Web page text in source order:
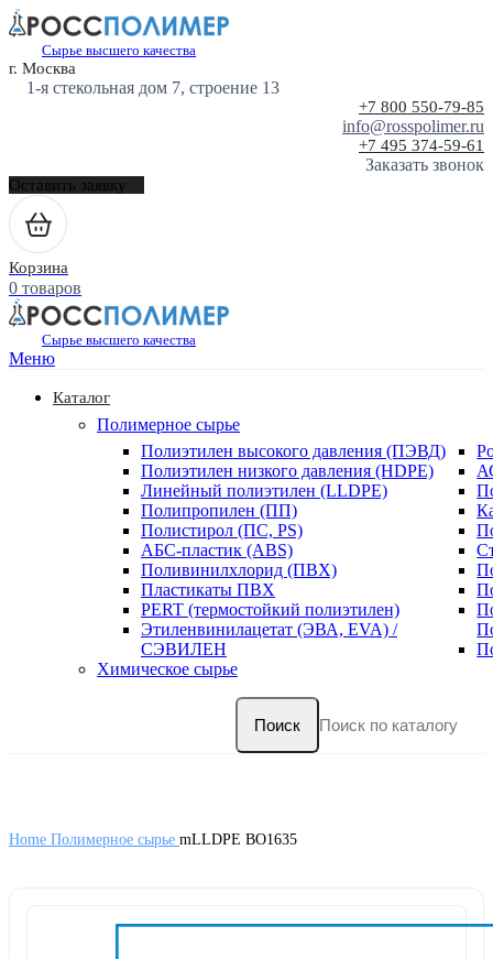
Сырье высшего качества
г. Москва
1-я стекольная дом 7, строение 13
+7 800 550-79-85
info@rosspolimer.ru
+7 495 374-59-61
Заказать звонок
Оставить заявку
Корзина
0 товаров
Сырье высшего качества
Меню
Каталог
Полимерное сырье
Полиэтилен высокого давления (ПЭВД)
Полиэтилен низкого давления (HDPE)
Линейный полиэтилен (LLDPE)
Полипропилен (ПП)
Полистирол (ПС, PS)
АБС-пластик (ABS)
Поливинилхлорид (ПВХ)
Пластикаты ПВХ
PERT (термостойкий полиэтилен)
Этиленвинилацетат (ЭВА, EVA) /
СЭВИЛЕН
Химическое сырье
Поиск
Home Полимерное сырье mLLDPE BO1635